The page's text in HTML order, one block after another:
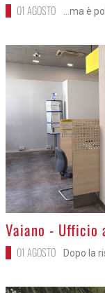
01 AGOSTO ...ma è
>
Vaiano - Ufficio
01 AGOSTO Dopo la